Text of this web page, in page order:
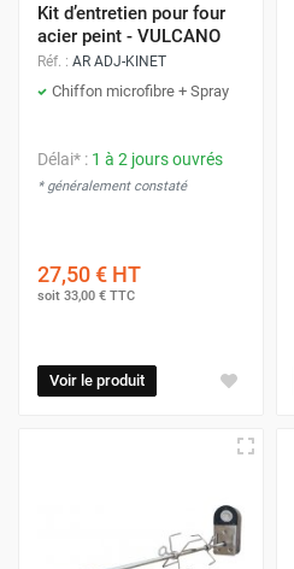
Kit d’entretien pour four
acier peint - VULCANO
Réf. : AR ADJ-KINET
Chiffon microfibre + Spray
Délai* : 1 à 2 jours ouvrés
* généralement constaté
27,50 € HT
soit 33,00 € TTC
Voir le produit